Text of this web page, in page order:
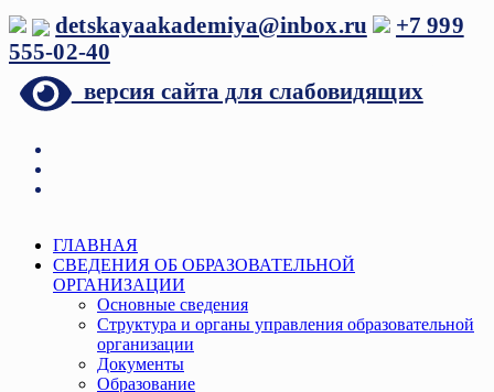
Перейти
к
содержимому
detskayaakademiya@inbox.ru
+7 999
555-02-40
версия сайта для слабовидящих
МенюГЛАВНАЯ
СВЕДЕНИЯ ОБ ОБРАЗОВАТЕЛЬНОЙ
ОРГАНИЗАЦИИ
Основные сведения
Структура и органы управления образовательной
организации
Документы
Образование